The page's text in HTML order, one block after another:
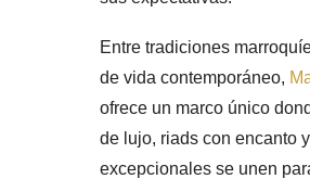
Entre tradiciones
de vida contemporáneo,
ofrece un marco único
de lujo, riads con encanto
excepcionales se unen